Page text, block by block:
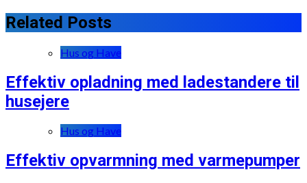
Related Posts
Hus og Have
Effektiv opladning med ladestandere til
husejere
Hus og Have
Effektiv opvarmning med varmepumper